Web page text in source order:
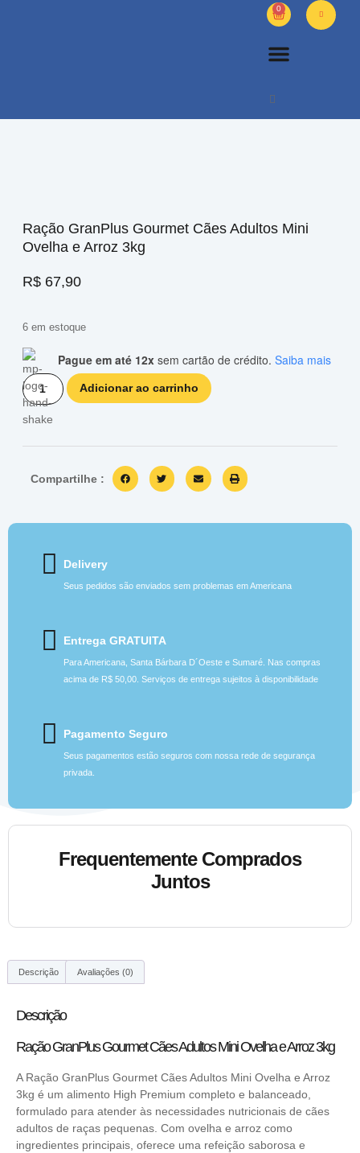
0
Ração GranPlus Gourmet Cães Adultos Mini
Ovelha e Arroz 3kg
R$ 67,90
6 em estoque
Pague em até 12x sem cartão de crédito. Saiba mais
Adicionar ao carrinho
Compartilhe :
Delivery
Seus pedidos são enviados sem problemas em Americana
Entrega GRATUITA
Para Americana, Santa Bárbara D´Oeste e Sumaré. Nas compras
acima de R$ 50,00. Serviços de entrega sujeitos à disponibilidade
Pagamento Seguro
Seus pagamentos estão seguros com nossa rede de segurança
privada.
Frequentemente Comprados
Juntos
Descrição Avaliações (0)
Descrição
Ração GranPlus Gourmet Cães Adultos Mini Ovelha e Arroz 3kg
A Ração GranPlus Gourmet Cães Adultos Mini Ovelha e Arroz
3kg é um alimento High Premium completo e balanceado,
formulado para atender às necessidades nutricionais de cães
adultos de raças pequenas. Com ovelha e arroz como
ingredientes principais, oferece uma refeição saborosa e